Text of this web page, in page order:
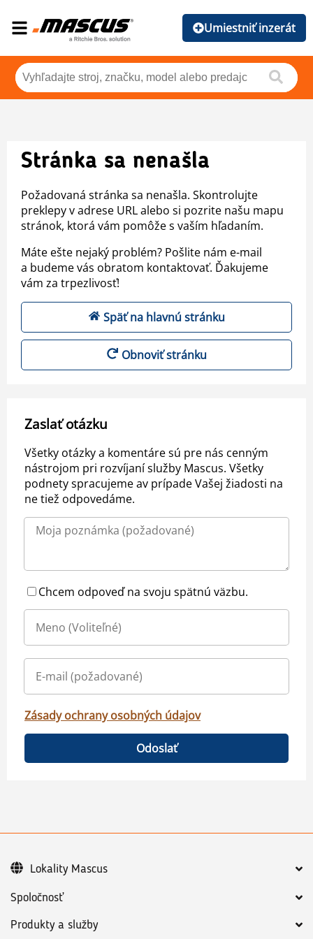
Umiestniť inzerát
Stránka sa nenašla
Požadovaná stránka sa nenašla. Skontrolujte
preklepy v adrese URL alebo si pozrite našu mapu
stránok, ktorá vám pomôže s vaším hľadaním.
Máte ešte nejaký problém? Pošlite nám e-mail
a budeme vás obratom kontaktovať. Ďakujeme
vám za trpezlivosť!
Späť na hlavnú stránku
Obnoviť stránku
Zaslať otázku
Všetky otázky a komentáre sú pre nás cenným
nástrojom pri rozvíjaní služby Mascus. Všetky
podnety spracujeme av prípade Vašej žiadosti na
ne tiež odpovedáme.
Chcem odpoveď na svoju spätnú väzbu.
Zásady ochrany osobných údajov
Odoslať
Spoločnosť
Produkty a služby
Lokality Mascus